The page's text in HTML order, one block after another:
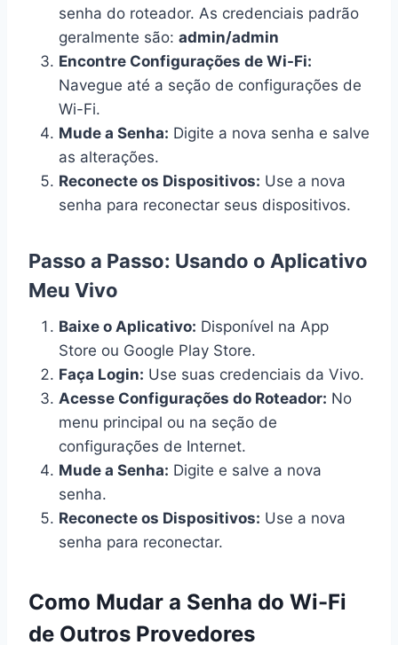
senha do roteador. As credenciais padrão
geralmente são: admin/admin
Encontre Configurações de Wi-Fi:
Navegue até a seção de configurações de
Wi-Fi.
Mude a Senha: Digite a nova senha e salve
as alterações.
Reconecte os Dispositivos: Use a nova
senha para reconectar seus dispositivos.
Passo a Passo: Usando o Aplicativo
Meu Vivo
Baixe o Aplicativo: Disponível na App
Store ou Google Play Store.
Faça Login: Use suas credenciais da Vivo.
Acesse Configurações do Roteador: No
menu principal ou na seção de
configurações de Internet.
Mude a Senha: Digite e salve a nova
senha.
Reconecte os Dispositivos: Use a nova
senha para reconectar.
Como Mudar a Senha do Wi-Fi
de Outros Provedores